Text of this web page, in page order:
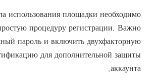
использования площадки необходимо
процедуру регистрации. Важно
пароль и включить двухфакторную
для дополнительной защиты
аккаунта.